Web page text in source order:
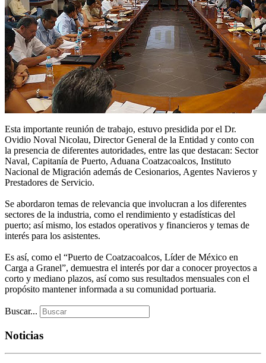
Esta importante reunión de trabajo, estuvo presidida por el Dr.
Ovidio Noval Nicolau, Director General de la Entidad y conto con
la presencia de diferentes autoridades, entre las que destacan: Sector
Naval, Capitanía de Puerto, Aduana Coatzacoalcos, Instituto
Nacional de Migración además de Cesionarios, Agentes Navieros y
Prestadores de Servicio.
Se abordaron temas de relevancia que involucran a los diferentes
sectores de la industria, como el rendimiento y estadísticas del
puerto; así mismo, los estados operativos y financieros y temas de
interés para los asistentes.
Es así, como el “Puerto de Coatzacoalcos, Líder de México en
Carga a Granel”, demuestra el interés por dar a conocer proyectos a
corto y mediano plazos, así como sus resultados mensuales con el
propósito mantener informada a su comunidad portuaria.
Buscar...
Noticias